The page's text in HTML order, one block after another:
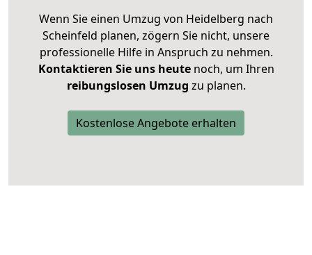
Wenn Sie einen Umzug von Heidelberg nach
Scheinfeld planen, zögern Sie nicht, unsere
professionelle Hilfe in Anspruch zu nehmen.
Kontaktieren Sie uns heutenoch, um Ihren
reibungslosen Umzug zu planen.
Kostenlose Angebote erhalten